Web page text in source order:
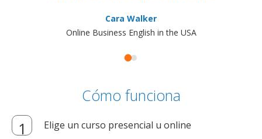
Cara Walker
Online Business English in the USA
Cómo funciona
Elige un curso presencial u online